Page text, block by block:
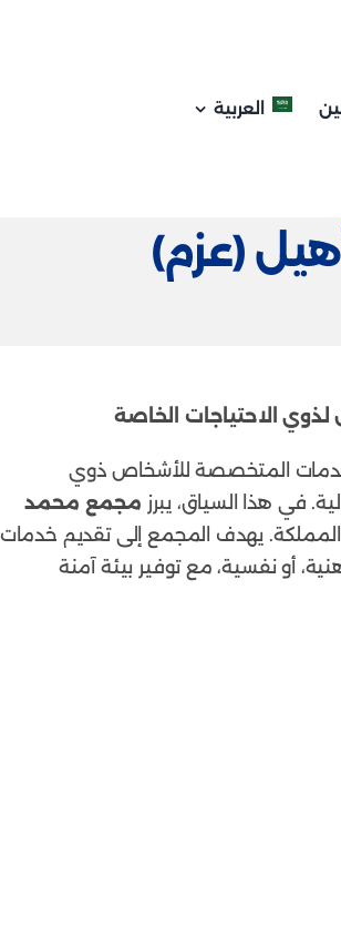
العربية
(عزم)
الاحتياجات الخاصة
المتخصصة للأشخاص ذوي
في هذا السياق، يبرز مجمع محمد
المملكة. يهدف المجمع إلى تقديم خدمات
أو نفسية، مع توفير بيئة آمنة